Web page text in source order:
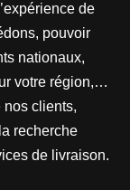
de
pouvoir
nationaux,
votre région,…
nos clients,
recherche
de livraison.